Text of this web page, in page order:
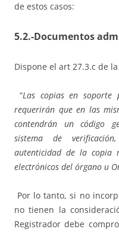
de estos casos:
5.2.-Documentos
Dispone el art 27.3.c de la
“Las copias en soporte
requerirán que en las
contendrán un código
sistema de
autenticidad de la copia
electrónicos del órgano u
Por lo tanto, si no
no tienen la
Registrador debe